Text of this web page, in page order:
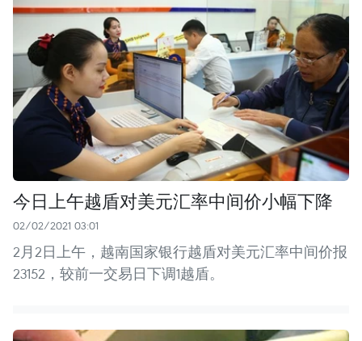
今日上午越盾对美元汇率中间价小幅下降
02/02/2021 03:01
2月2日上午，越南国家银行越盾对美元汇率中间价报
23152，较前一交易日下调1越盾。